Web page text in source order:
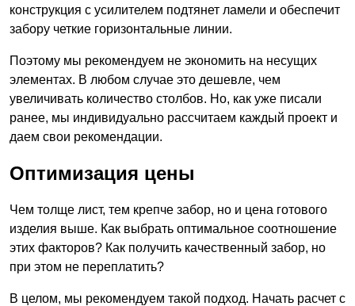
конструкция с усилителем подтянет ламели и обеспечит
забору четкие горизонтальные линии.
Поэтому мы рекомендуем не экономить на несущих
элементах. В любом случае это дешевле, чем
увеличивать количество столбов. Но, как уже писали
ранее, мы индивидуально рассчитаем каждый проект и
даем свои рекомендации.
Оптимизация цены
Чем толще лист, тем крепче забор, но и цена готового
изделия выше. Как выбрать оптимальное соотношение
этих факторов? Как получить качественный забор, но
при этом не переплатить?
В целом, мы рекомендуем такой подход. Начать расчет с